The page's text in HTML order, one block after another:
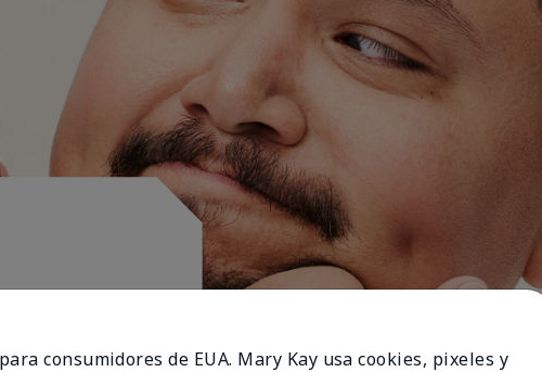
consumidores de EUA. Mary Kay usa cookies, pixeles y